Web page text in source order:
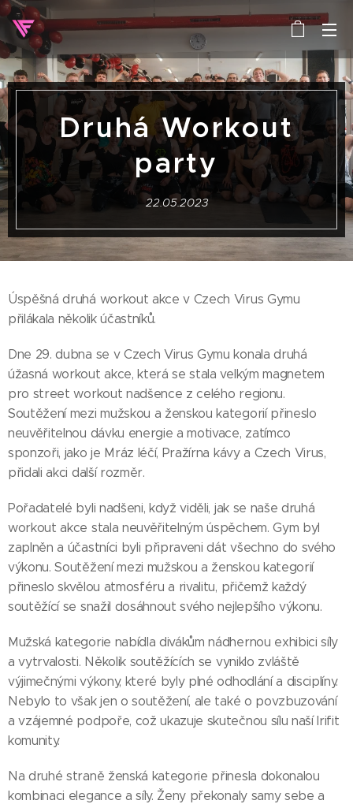
Druhá Workout
party
22.05.2023
Úspěšná druhá workout akce v Czech Virus Gymu
přilákala několik účastníků.
Dne 29. dubna se v Czech Virus Gymu konala druhá
úžasná workout akce, která se stala velkým magnetem
pro street workout nadšence z celého regionu.
Soutěžení mezi mužskou a ženskou kategorií přineslo
neuvěřitelnou dávku energie a motivace, zatímco
sponzoři, jako je Mráz léčí, Pražírna kávy a Czech Virus,
přidali akci další rozměr.
Pořadatelé byli nadšeni, když viděli, jak se naše druhá
workout akce stala neuvěřitelným úspěchem. Gym byl
zaplněn a účastníci byli připraveni dát všechno do svého
výkonu. Soutěžení mezi mužskou a ženskou kategorií
přineslo skvělou atmosféru a rivalitu, přičemž každý
soutěžící se snažil dosáhnout svého nejlepšího výkonu.
Mužská kategorie nabídla divákům nádhernou exhibici síly
a vytrvalosti. Několik soutěžících se vyniklo zvláště
výjimečnými výkony, které byly plné odhodlání a disciplíny.
Nebylo to však jen o soutěžení, ale také o povzbuzování
a vzájemné podpoře, což ukazuje skutečnou sílu naší Irifit
komunity.
Na druhé straně ženská kategorie přinesla dokonalou
kombinaci elegance a síly. Ženy překonaly samy sebe a